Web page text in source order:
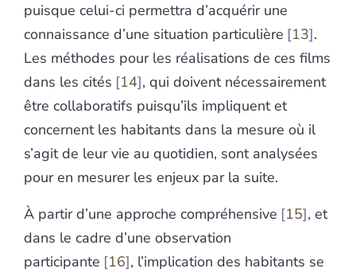
puisque celui-ci permettra d’acquérir une
connaissance d’une situation particulière 13 .
Les méthodes pour les réalisations de ces films
dans les cités 14 , qui doivent nécessairement
être collaboratifs puisqu’ils impliquent et
concernent les habitants dans la mesure où il
s’agit de leur vie au quotidien, sont analysées
pour en mesurer les enjeux par la suite.
À partir d’une approche compréhensive 15 , et
dans le cadre d’une observation
participante 16 , l’implication des habitants se